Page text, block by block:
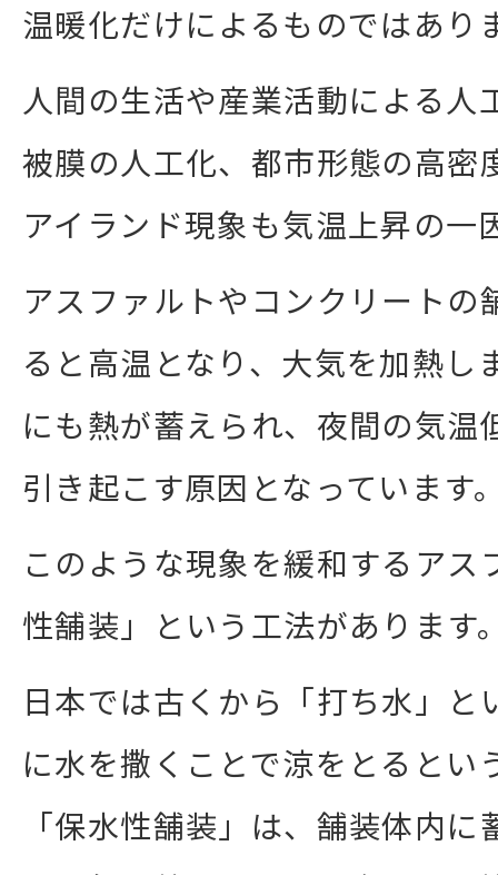
温暖化だけによるものではあり
人間の生活や産業活動による人
被膜の人工化、都市形態の高密
アイランド現象も気温上昇の一
アスファルトやコンクリートの
ると高温となり、大気を加熱し
にも熱が蓄えられ、夜間の気温
引き起こす原因となっています
このような現象を緩和するアス
性舗装」という工法があります
日本では古くから「打ち水」と
に水を撒くことで涼をとるとい
「保水性舗装」は、舗装体内